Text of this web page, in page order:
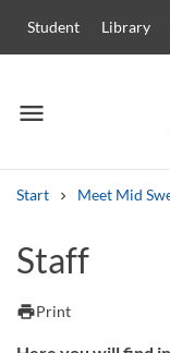
Student Library
menu
Menu
Start Meet Mid
Other search
Courses and
Staff
printPrint